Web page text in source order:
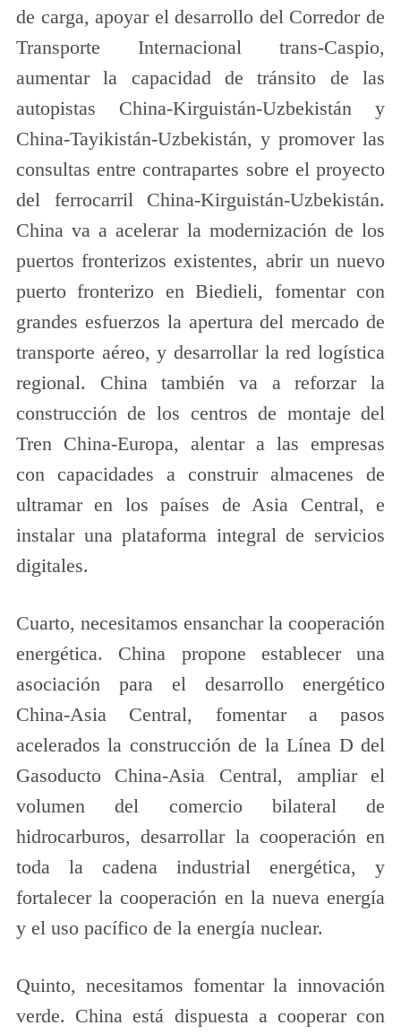
de carga, apoyar el desarrollo del Corredor de
Transporte Internacional trans-Caspio,
aumentar la capacidad de tránsito de las
autopistas China-Kirguistán-Uzbekistán y
China-Tayikistán-Uzbekistán, y promover las
consultas entre contrapartes sobre el proyecto
del ferrocarril China-Kirguistán-Uzbekistán.
China va a acelerar la modernización de los
puertos fronterizos existentes, abrir un nuevo
puerto fronterizo en Biedieli, fomentar con
grandes esfuerzos la apertura del mercado de
transporte aéreo, y desarrollar la red logística
regional. China también va a reforzar la
construcción de los centros de montaje del
Tren China-Europa, alentar a las empresas
con capacidades a construir almacenes de
ultramar en los países de Asia Central, e
instalar una plataforma integral de servicios
digitales.
Cuarto, necesitamos ensanchar la cooperación
energética. China propone establecer una
asociación para el desarrollo energético
China-Asia Central, fomentar a pasos
acelerados la construcción de la Línea D del
Gasoducto China-Asia Central, ampliar el
volumen del comercio bilateral de
hidrocarburos, desarrollar la cooperación en
toda la cadena industrial energética, y
fortalecer la cooperación en la nueva energía
y el uso pacífico de la energía nuclear.
Quinto, necesitamos fomentar la innovación
verde. China está dispuesta a cooperar con